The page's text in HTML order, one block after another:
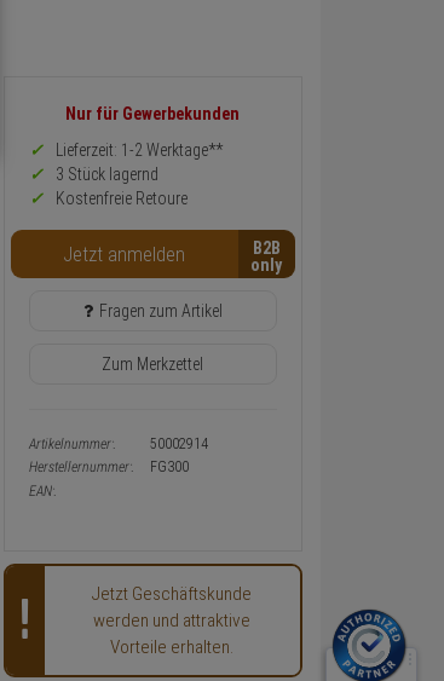
Informationen
Preis,
Verfügbakeit
und
oder
Konfigurieren-
Button
Nur für Gewerbekunden
Lieferzeit: 1-2 Werktage**
3 Stück lagernd
Kostenfreie Retoure
Jetzt anmelden B2B
Fragen zum Artikel
Zum Merkzettel
Artikelnummer:
50002914
Herstellernummer:
FG300
EAN:
Jetzt Geschäftskunde
werden und attraktive
Vorteile erhalten.